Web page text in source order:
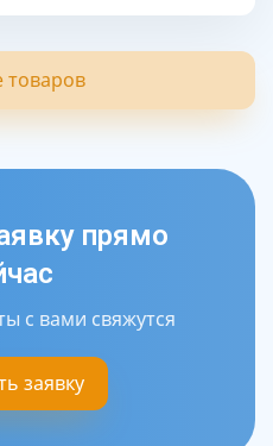
прямо
с вами свяжутся
заявку